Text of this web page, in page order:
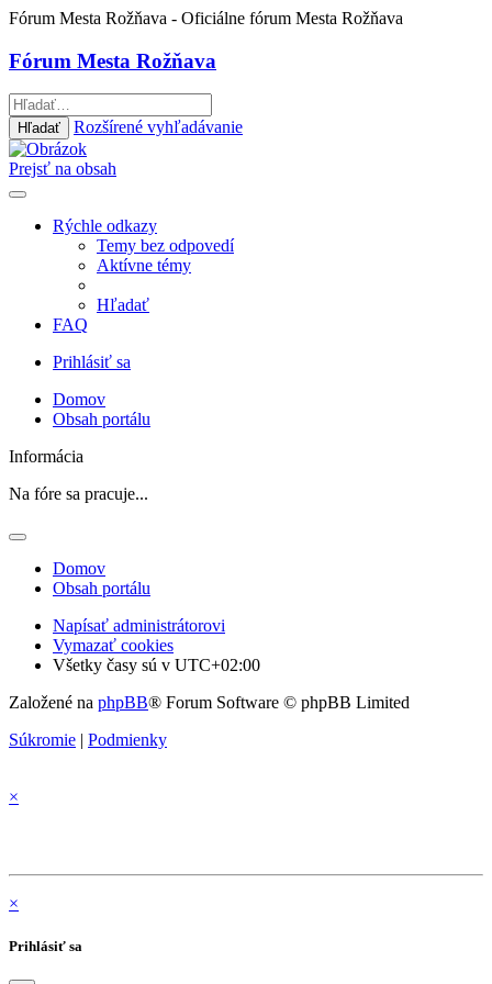
Fórum Mesta Rožňava - Oficiálne fórum Mesta Rožňava
Fórum Mesta Rožňava
Hľadať Rozšírené vyhľadávanie
Prejsť na obsah
Rýchle odkazy
Temy bez odpovedí
Aktívne témy
Hľadať
FAQ
Prihlásiť sa
Domov
Obsah portálu
Informácia
Na fóre sa pracuje...
Domov
Obsah portálu
Napísať administrátorovi
Vymazať cookies
Všetky časy sú v UTC+02:00
Založené na phpBB® Forum Software © phpBB Limited
Súkromie | Podmienky
×
×
Prihlásiť sa